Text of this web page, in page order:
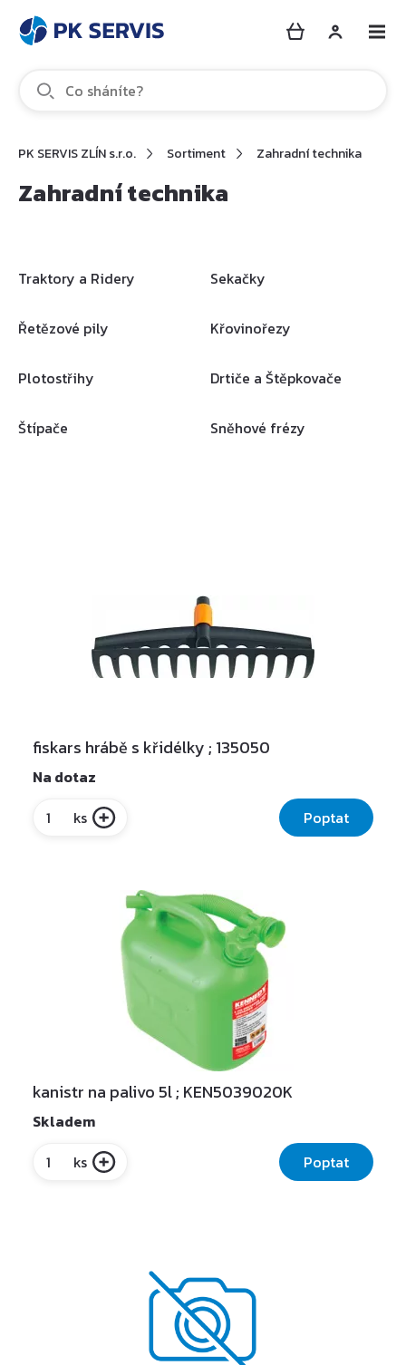
PK SERVIS ZLÍN s.r.o. Sortiment Zahradní technika
Zahradní technika
Traktory a Ridery Sekačky
Řetězové pily Křovinořezy
Plotostřihy Drtiče a Štěpkovače
Štípače Sněhové frézy
fiskars hrábě s křidélky ; 135050
Na dotaz
ks
Poptat
kanistr na palivo 5l ; KEN5039020K
Skladem
ks
Poptat